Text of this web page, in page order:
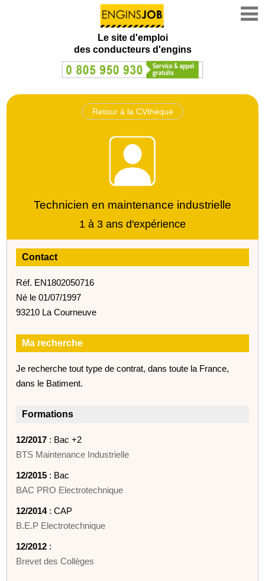
Le site d'emploi
des conducteurs d'engins
Retour à la CVthèque
Technicien en maintenance industrielle
1 à 3 ans d'expérience
Contact
Réf. EN1802050716
Né le 01/07/1997
93210 La Courneuve
Ma recherche
Je recherche tout type de contrat, dans toute la France,
dans le Batiment.
Formations
12/2017 : Bac +2
BTS Maintenance Industrielle
12/2015 : Bac
BAC PRO Electrotechnique
12/2014: CAP
B.E.P Electrotechnique
12/2012 :
Brevet des Collèges